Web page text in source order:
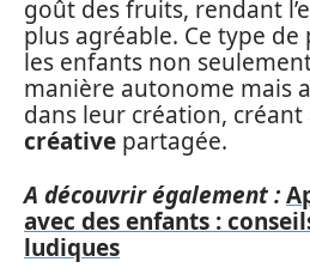
goût des fruits, rendant
plus agréable. Ce type
les enfants non
manière autonome mais
dans leur création, créant
créative partagée.
A découvrir également :
avec des enfants :
ludiques